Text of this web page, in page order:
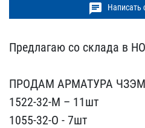
chat Написать
Предлагаю со склада в
ПРОДАМ АР​МАТУРА
15​22-32-М – 11шт
1055-32-О​ - 7шт